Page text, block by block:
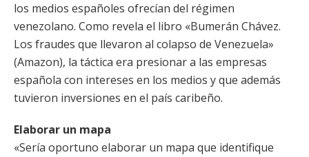
los medios españoles ofrecían del régimen
venezolano. Como revela el libro «Bumerán Chávez.
Los fraudes que llevaron al colapso de Venezuela»
(Amazon), la táctica era presionar a las empresas
española con intereses en los medios y que además
tuvieron inversiones en el país caribeño.
Elaborar un mapa
«Sería oportuno elaborar un mapa que identifique